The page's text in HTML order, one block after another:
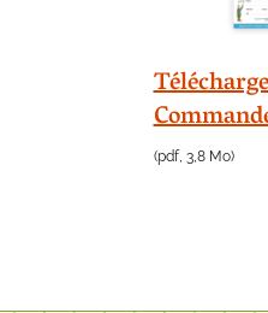
(pdf, 3,8 Mo)